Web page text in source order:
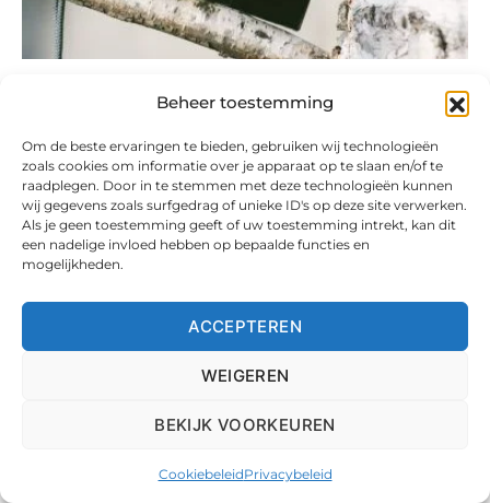
Beheer toestemming
Om de beste ervaringen te bieden, gebruiken wij technologieën
zoals cookies om informatie over je apparaat op te slaan en/of te
raadplegen. Door in te stemmen met deze technologieën kunnen
wij gegevens zoals surfgedrag of unieke ID's op deze site verwerken.
Als je geen toestemming geeft of uw toestemming intrekt, kan dit
een nadelige invloed hebben op bepaalde functies en
mogelijkheden.
ACCEPTEREN
WEIGEREN
BEKIJK VOORKEUREN
CookiebeleidPrivacybeleid
Eersteklas
Compactcamera van 2025
Ben jij op zoek naar een goede compactcamera?
vermoeden, compacter dan…